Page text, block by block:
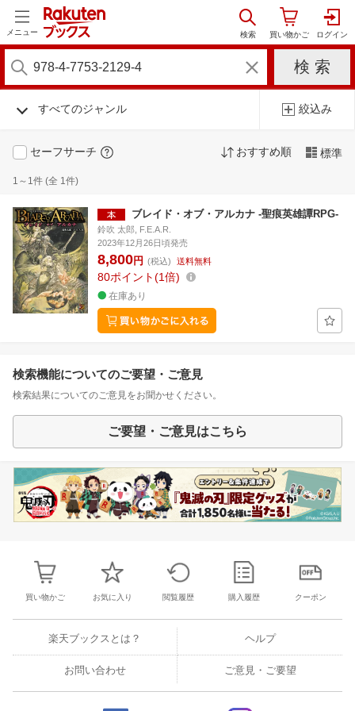
メニュー
すべてのジャンル 絞込み
セーフサーチ おすすめ順 標準
1～1件 (全 1件)
ブレイド・オブ・アルカナ -聖痕英雄譚RPG-
鈴吹 太郎, F.E.A.R.
2023年12月26日頃発売
8,800円 (税込) 送料無料
80ポイント 1倍
在庫あり
検索機能についてのご要望・ご意見
検索結果についてのご意見をお聞かせください。
ご要望・ご意見はこちら
買い物かご お気に入り 閲覧履歴 購入履歴 クーポン
楽天ブックスとは？ ヘルプ
お問い合わせ ご意見・ご要望